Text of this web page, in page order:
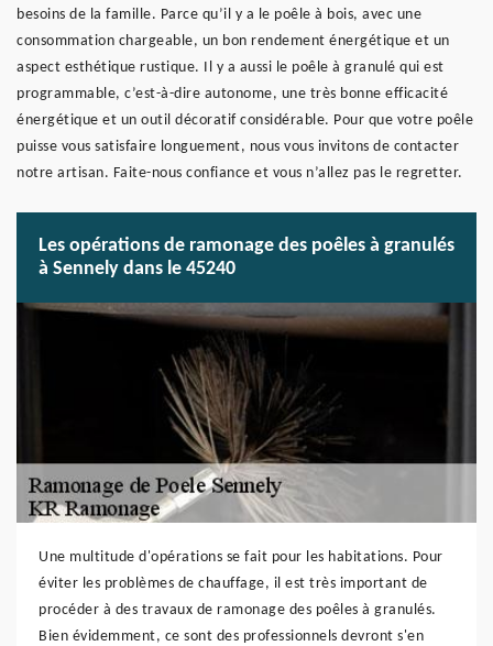
besoins de la famille. Parce qu’il y a le poêle à bois, avec une
consommation chargeable, un bon rendement énergétique et un
aspect esthétique rustique. Il y a aussi le poêle à granulé qui est
programmable, c’est-à-dire autonome, une très bonne efficacité
énergétique et un outil décoratif considérable. Pour que votre poêle
puisse vous satisfaire longuement, nous vous invitons de contacter
notre artisan. Faite-nous confiance et vous n’allez pas le regretter.
Les opérations de ramonage des poêles à granulés
à Sennely dans le 45240
Une multitude d'opérations se fait pour les habitations. Pour
éviter les problèmes de chauffage, il est très important de
procéder à des travaux de ramonage des poêles à granulés.
Bien évidemment, ce sont des professionnels devront s'en